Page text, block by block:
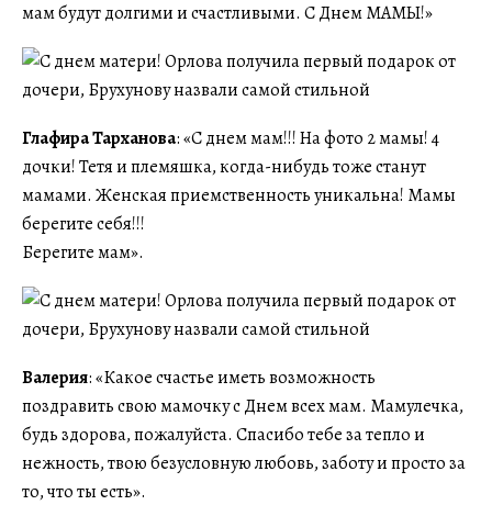
мам будут долгими и счастливыми. С Днем МАМЫ!»
Глафира Тарханова: «С днем мам!!! На фото 2 мамы! 4
дочки! Тетя и племяшка, когда-нибудь тоже станут
мамами. Женская приемственность уникальна! Мамы
берегите себя!!!
Берегите мам».
Валерия: «Какое счастье иметь возможность
поздравить свою мамочку с Днем всех мам. Мамулечка,
будь здорова, пожалуйста. Спасибо тебе за тепло и
нежность, твою безусловную любовь, заботу и просто за
то, что ты есть».